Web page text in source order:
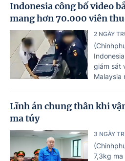
Indonesia công bố video
mang hơn 70.000 viên
2 NGÀY
giám sát
Malaysia
Lĩnh án chung thân khi
ma túy
3 NGÀY
7,3kg